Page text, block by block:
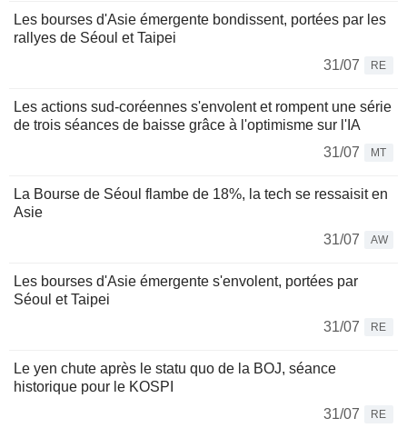
Les bourses d'Asie émergente bondissent, portées par les
rallyes de Séoul et Taipei
31/07
RE
Les actions sud-coréennes s'envolent et rompent une série
de trois séances de baisse grâce à l'optimisme sur l'IA
31/07
MT
La Bourse de Séoul flambe de 18%, la tech se ressaisit en
Asie
31/07
AW
Les bourses d'Asie émergente s'envolent, portées par
Séoul et Taipei
31/07
RE
Le yen chute après le statu quo de la BOJ, séance
historique pour le KOSPI
31/07
RE